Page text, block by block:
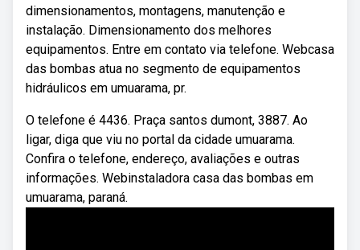
dimensionamentos, montagens, manutenção e
instalação. Dimensionamento dos melhores
equipamentos. Entre em contato via telefone. Webcasa
das bombas atua no segmento de equipamentos
hidráulicos em umuarama, pr.
O telefone é 4436. Praça santos dumont, 3887. Ao
ligar, diga que viu no portal da cidade umuarama.
Confira o telefone, endereço, avaliações e outras
informações. Webinstaladora casa das bombas em
umuarama, paraná.